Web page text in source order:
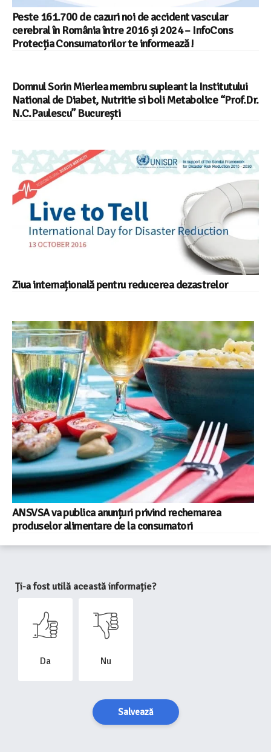
Peste 161.700 de cazuri noi de accident vascular
cerebral în România între 2016 și 2024 – InfoCons
Protecția Consumatorilor te informează !
Domnul Sorin Mierlea membru supleant la Institutului
National de Diabet, Nutritie si boli Metabolice “Prof.Dr.
N.C.Paulescu” București
Ziua internațională pentru reducerea dezastrelor
ANSVSA va publica anunțuri privind rechemarea
produselor alimentare de la consumatori
Ți-a fost utilă această informație?
Da Nu
Salvează